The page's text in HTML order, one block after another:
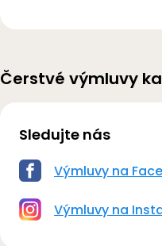
Čerstvé výmluvy
Sledujte nás
Výmluvy na
Výmluvy na